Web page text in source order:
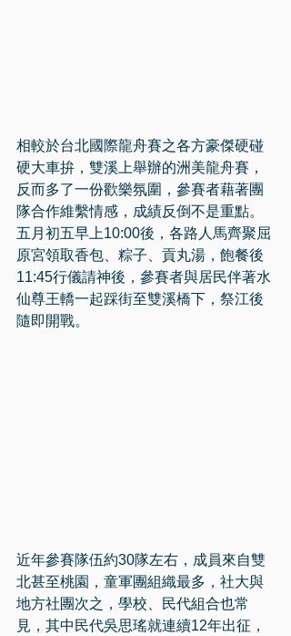
相較於台北國際龍舟賽之各方豪傑硬碰
硬大車拚，雙溪上舉辦的洲美龍舟賽，
反而多了一份歡樂氛圍，參賽者藉著團
隊合作維繫情感，成績反倒不是重點。
五月初五早上10:00後，各路人馬齊聚屈
原宮領取香包、粽子、貢丸湯，飽餐後
11:45行儀請神後，參賽者與居民伴著水
仙尊王轎一起踩街至雙溪橋下，祭江後
隨即開戰。
近年參賽隊伍約30隊左右，成員來自雙
北甚至桃園，童軍團組織最多，社大與
地方社團次之，學校、民代組合也常
見，其中民代吳思瑤就連續12年出征，